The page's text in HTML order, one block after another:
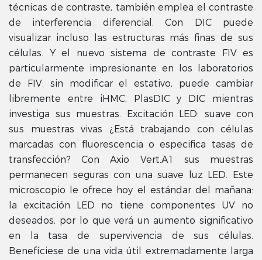
técnicas de contraste, también emplea el contraste
de interferencia diferencial. Con DIC puede
visualizar incluso las estructuras más finas de sus
células. Y el nuevo sistema de contraste FIV es
particularmente impresionante en los laboratorios
de FIV: sin modificar el estativo, puede cambiar
libremente entre iHMC, PlasDIC y DIC mientras
investiga sus muestras. Excitación LED: suave con
sus muestras vivas ¿Está trabajando con células
marcadas con fluorescencia o especifica tasas de
transfección? Con Axio Vert.A1 sus muestras
permanecen seguras con una suave luz LED. Este
microscopio le ofrece hoy el estándar del mañana:
la excitación LED no tiene componentes UV no
deseados, por lo que verá un aumento significativo
en la tasa de supervivencia de sus células.
Benefíciese de una vida útil extremadamente larga